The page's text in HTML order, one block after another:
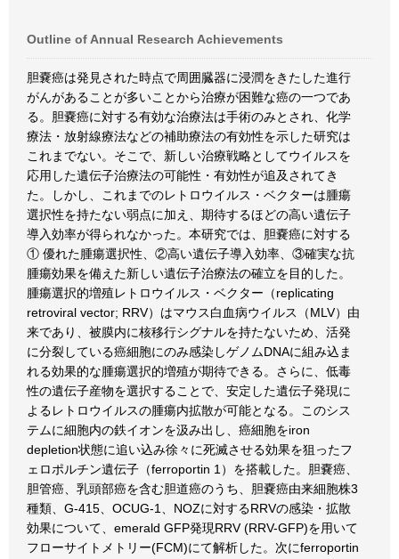
Outline of Annual Research Achievements
胆嚢癌は発見された時点で周囲臓器に浸潤をきたした進行
がんがあることが多いことから治療が困難な癌の一つであ
る。胆嚢癌に対する有効な治療法は手術のみとされ、化学
療法・放射線療法などの補助療法の有効性を示した研究は
これまでない。そこで、新しい治療戦略としてウイルスを
応用した遺伝子治療法の可能性・有効性が追及されてき
た。しかし、これまでのレトロウイルス・ベクターは腫瘍
選択性を持たない弱点に加え、期待するほどの高い遺伝子
導入効率が得られなかった。本研究では、胆嚢癌に対する
① 優れた腫瘍選択性、②高い遺伝子導入効率、③確実な抗
腫瘍効果を備えた新しい遺伝子治療法の確立を目的した。
腫瘍選択的増殖レトロウイルス・ベクター（replicating
retroviral vector; RRV）はマウス白血病ウイルス（MLV）由
来であり、被膜内に核移行シグナルを持たないため、活発
に分裂している癌細胞にのみ感染しゲノムDNAに組み込ま
れる効果的な腫瘍選択的増殖が期待できる。さらに、低毒
性の遺伝子産物を選択することで、安定した遺伝子発現に
よるレトロウイルスの腫瘍内拡散が可能となる。このシス
テムに細胞内の鉄イオンを汲み出し、癌細胞をiron
depletion状態に追い込み徐々に死滅させる効果を狙ったフ
ェロポルチン遺伝子（ferroportin 1）を搭載した。胆嚢癌、
胆管癌、乳頭部癌を含む胆道癌のうち、胆嚢癌由来細胞株3
種類、G-415、OCUG-1、NOZに対するRRVの感染・拡散
効果について、emerald GFP発現RRV (RRV-GFP)を用いて
フローサイトメトリー(FCM)にて解析した。次にferroportin